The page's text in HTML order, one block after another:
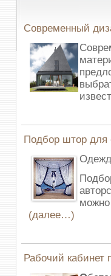
Современный
Подбор штор для
(далее…)
Рабочий